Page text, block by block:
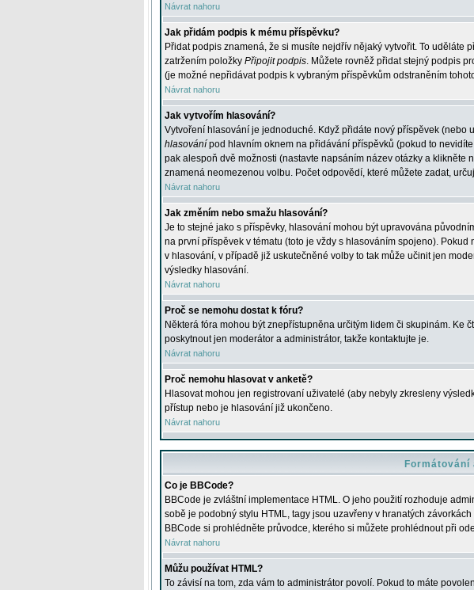
Návrat nahoru
Jak přidám podpis k mému příspěvku?
Přidat podpis znamená, že si musíte nejdřív nějaký vytvořit. To uděláte
zatržením položky Připojit podpis. Můžete rovněž přidat stejný podpis
(je možné nepřidávat podpis k vybraným příspěvkům odstraněním
Návrat nahoru
Jak vytvořím hlasování?
Vytvoření hlasování je jednoduché. Když přidáte nový příspěvek
hlasování pod hlavním oknem na přidávání příspěvků (pokud to
pak alespoň dvě možnosti (nastavte napsáním název otázky a klikněte
znamená neomezenou volbu. Počet odpovědí, které můžete zadat,
Návrat nahoru
Jak změním nebo smažu hlasování?
Je to stejné jako s příspěvky, hlasování mohou být upravována
na první příspěvek v tématu (toto je vždy s hlasováním spojeno).
v hlasování, v případě již uskutečněné volby to tak může učinit jen
výsledky hlasování.
Návrat nahoru
Proč se nemohu dostat k fóru?
Některá fóra mohou být znepřístupněna určitým lidem či skupinám.
poskytnout jen moderátor a administrátor, takže kontaktujte je.
Návrat nahoru
Proč nemohu hlasovat v anketě?
Hlasovat mohou jen registrovaní uživatelé (aby nebyly zkresleny
přístup nebo je hlasování již ukončeno.
Návrat nahoru
Co je BBCode?
BBCode je zvláštní implementace HTML. O jeho použití rozhoduje
sobě je podobný stylu HTML, tagy jsou uzavřeny v hranatých
BBCode si prohlédněte průvodce, kterého si můžete prohlédnout při
Návrat nahoru
Můžu používat HTML?
To závisí na tom, zda vám to administrátor povolí. Pokud to máte